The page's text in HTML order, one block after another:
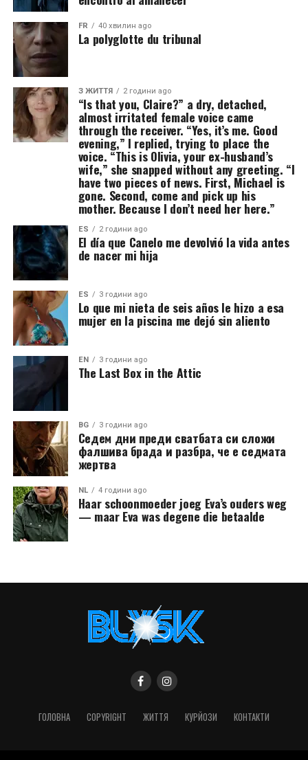
FR 40 хвилин ago
La polyglotte du tribunal
З ЖИТТЯ 2 години ago
“Is that you, Claire?” a dry, detached,
almost irritated female voice came
through the receiver. “Yes, it’s me. Good
evening,” I replied, trying to place the
voice. “This is Olivia, your ex-husband’s
wife,” she snapped without any greeting. “I
have two pieces of news. First, Michael is
gone. Second, come and pick up his
mother. Because I don’t need her here.”
ES 2 години ago
El día que Canelo me devolvió la vida antes
de nacer mi hija
ES 3 години ago
Lo que mi nieta de seis años le hizo a esa
mujer en la piscina me dejó sin aliento
EN 3 години ago
The Last Box in the Attic
BG 3 години ago
Седем дни преди сватбата си сложи
фалшива брада и разбра, че е седмата
жертва
NL 4 години ago
Haar schoonmoeder joeg Eva’s ouders weg
— maar Eva was degene die betaalde
ГОЛОВНА COPYRIGHT ЖИТТЯ КУРЙОЗИ КОНТАКТИ